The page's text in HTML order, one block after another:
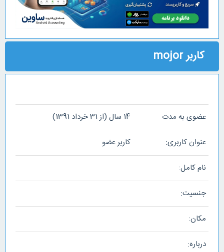
کاربر mojor
عضوی به مدت 14 سال (از 31 خرداد 1391)
عنوان کاربری: کاربر عضو
نام کامل:
جنسیت:
مکان:
درباره: